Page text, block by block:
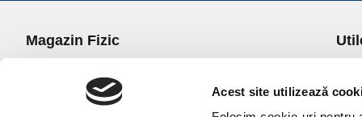
Acest site utilizează
Magazin Fizic
office@universulcristalelor.ro